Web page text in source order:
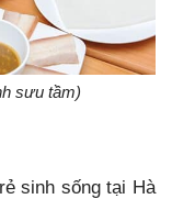
sưu tầm)
sinh sống tại Hà